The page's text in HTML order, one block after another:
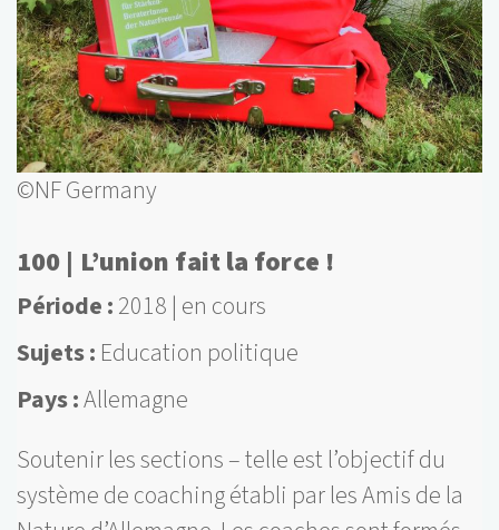
©NF Germany
100 | L’union fait la force !
Période 2018 en cours
Sujets Education politique
Pays Allemagne
Soutenir les sections – telle est l’objectif du
système de coaching établi par les Amis de la